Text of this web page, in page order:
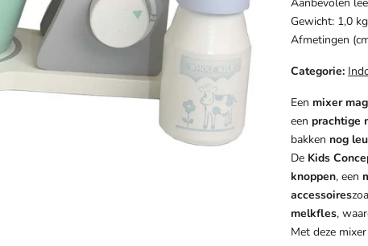
Gewicht: 1,0 kg
Afmetingen
Categorie:
Een mixer
een prachtige
bakken nog
De Kids
knoppen, een
accessoires
melkfles,
Met deze